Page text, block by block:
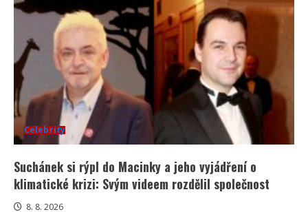
Celebrity
Suchánek si rýpl do Macinky a jeho vyjádření o
klimatické krizi: Svým videem rozdělil společnost
8. 8. 2026